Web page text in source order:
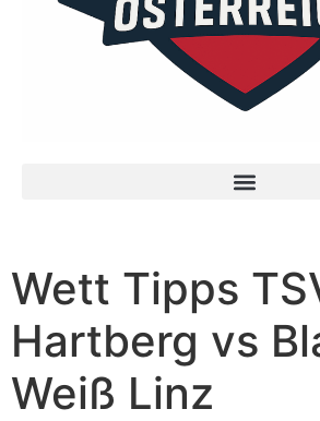
Wett Tipps
Hartberg vs
Weiß Linz